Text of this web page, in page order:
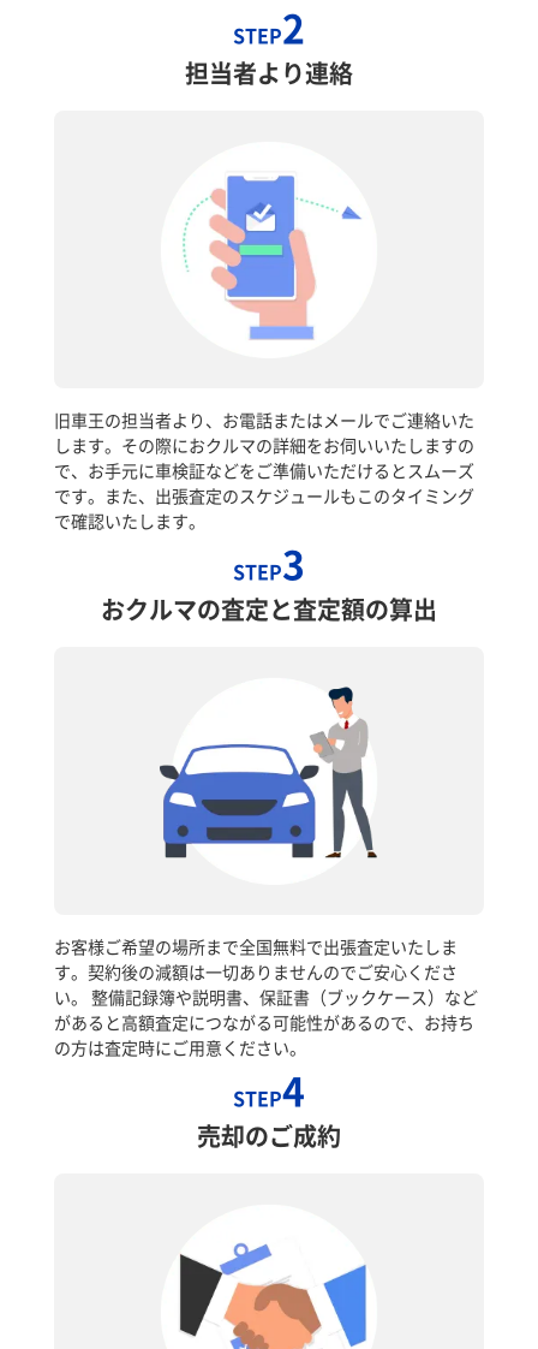
STEP2
担当者より連絡
旧車王の担当者より、お電話またはメールでご連絡いた
します。その際におクルマの詳細をお伺いいたしますの
で、お手元に車検証などをご準備いただけるとスムーズ
です。また、出張査定のスケジュールもこのタイミング
で確認いたします。
STEP3
おクルマの査定と査定額の算出
お客様ご希望の場所まで全国無料で出張査定いたしま
す。契約後の減額は一切ありませんのでご安心くださ
い。 整備記録簿や説明書、保証書（ブックケース）など
があると高額査定につながる可能性があるので、お持ち
の方は査定時にご用意ください。
STEP4
売却のご成約